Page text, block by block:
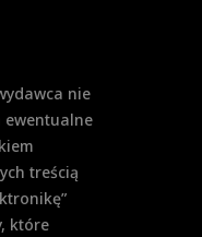
nie
treścią
które